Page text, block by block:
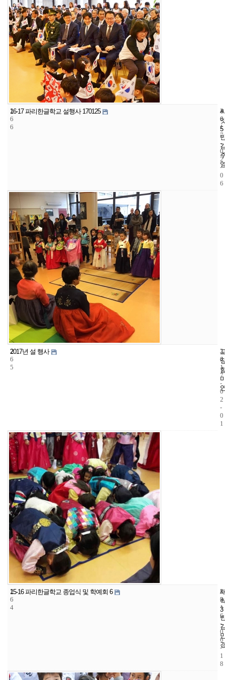
2
6
6
16-17 파리한글학교 설행사 170125
5
4
6
2
0
1
7
-
0
2
-
0
6
2
6
5
2017년 설 행사
3
4
2
0
1
7
-
0
2
-
0
1
2
6
4
15-16 파리한글학교 종업식 및 학예회 6
3
8
2
2
0
1
6
-
0
6
-
1
8